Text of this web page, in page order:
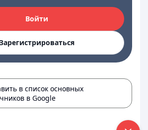
Войти
в список основных
в Google